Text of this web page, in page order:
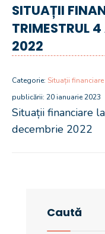
SITUAȚII
TRIMESTRUL
2022
Categorie: Situații financiare
publicării: 20 ianuarie 2023
Situații financiare
decembrie 2022
Caută